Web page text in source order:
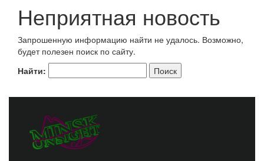
Неприятная новость
Запрошенную информацию найти не удалось. Возможно,
будет полезен поиск по сайту.
Найти: